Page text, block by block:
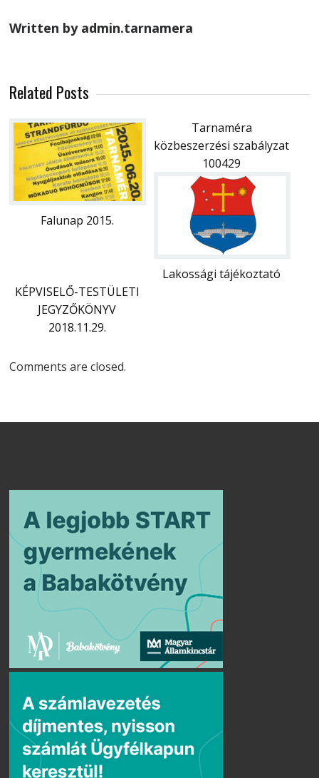
Written by admin.tarnamera
Related Posts
Falunap 2015.
Tarnaméra
közbeszerzési szabályzat
100429
Lakossági tájékoztató
KÉPVISELŐ-TESTÜLETI
JEGYZŐKÖNYV
2018.11.29.
Comments are closed.